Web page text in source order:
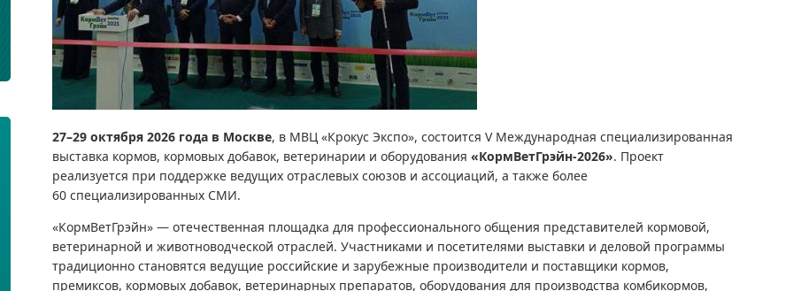
27–29 октября 2026 года в Москве, в МВЦ «Крокус Экспо», состоится V Международная специализированная
выставка кормов, кормовых добавок, ветеринарии и оборудования «КормВетГрэйн-2026». Проект
реализуется при поддержке ведущих отраслевых союзов и ассоциаций, а также более
60 специализированных СМИ.
«КормВетГрэйн» — отечественная площадка для профессионального общения представителей кормовой,
ветеринарной и животноводческой отраслей. Участниками и посетителями выставки и деловой программы
традиционно становятся ведущие российские и зарубежные производители и поставщики кормов,
премиксов, кормовых добавок, ветеринарных препаратов, оборудования для производства комбикормов,